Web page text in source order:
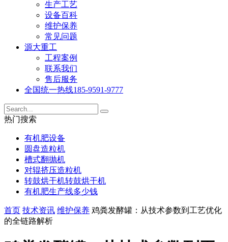
生产工艺
设备百科
维护保养
常见问题
源大重工
工程案例
联系我们
售后服务
全国统一热线185-9591-9777
热门搜索
有机肥设备
圆盘造粒机
槽式翻抛机
对辊挤压造粒机
转鼓烘干机转鼓烘干机
有机肥生产线多少钱
首页 技术资讯 维护保养 鸡粪发酵罐：从技术参数到工艺优化
的全链路解析